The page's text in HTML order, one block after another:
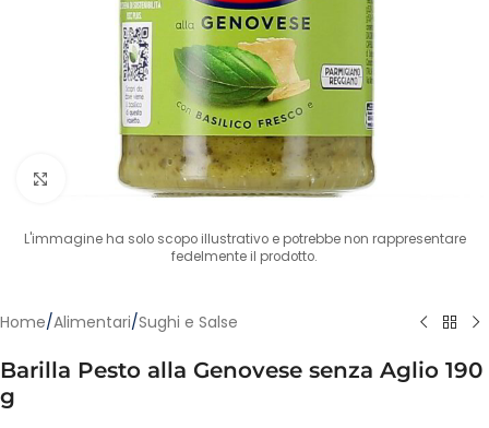
Clicca per ingrandire
L'immagine ha solo scopo illustrativo e potrebbe non rappresentare
fedelmente il prodotto.
Home/Alimentari/Sughi e Salse
Barilla Pesto alla Genovese senza Aglio 190
g